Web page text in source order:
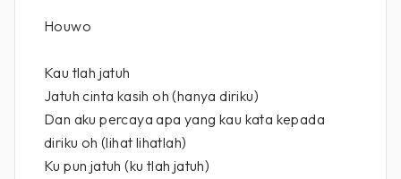
Houwo
Kau tlah jatuh
Jatuh cinta kasih oh (hanya diriku)
Dan aku percaya apa yang kau kata kepada
diriku oh (lihat lihatlah)
Ku pun jatuh (ku tlah jatuh)